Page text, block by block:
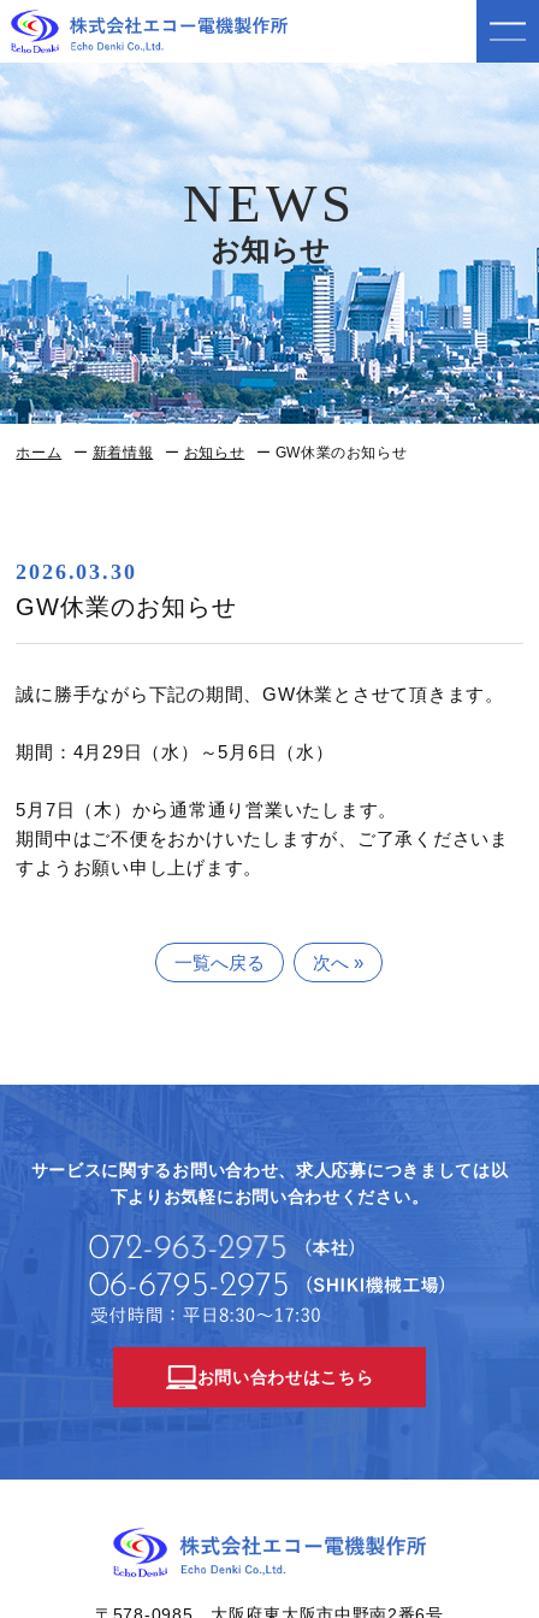
NEWS
お知らせ
ホーム 新着情報 お知らせ GW休業のお知らせ
2026.03.30
GW休業のお知らせ
誠に勝手ながら下記の期間、GW休業とさせて頂きます。
期間： 4月29日（水）～5月6日（水）
5月7日（木）から通常通り営業いたします。
期間中はご不便をおかけいたしますが、ご了承くださいま
すようお願い申し上げます。
一覧へ戻る 次へ »
サービスに関するお問い合わせ、求人応募につきましては 以
下よりお気軽にお問い合わせください。
お問い合わせはこちら
〒578-0985 大阪府東大阪市中野南2番6号